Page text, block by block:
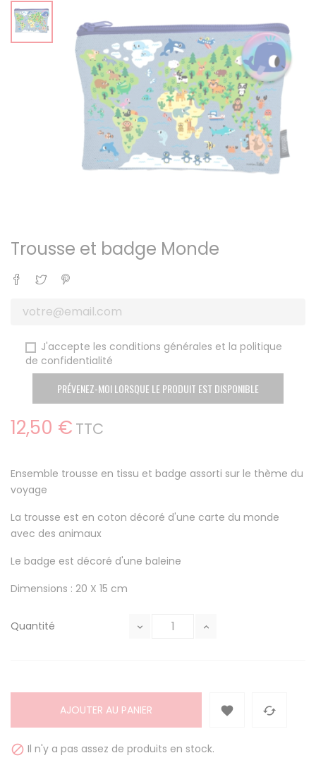
Trousse et badge Monde
Partager
Tweet
J'accepte les conditions générales et la politique
de confidentialité
PRÉVENEZ-MOI LORSQUE LE PRODUIT EST DISPONIBLE
12,50 € TTC
Ensemble trousse en tissu et badge assorti sur le thème du
voyage
La trousse est en coton décoré d'une carte du monde
avec des animaux
Le badge est décoré d'une baleine
Dimensions : 20 X 15 cm
Quantité
AJOUTER AU PANIER  
 Il n'y a pas assez de produits en stock.